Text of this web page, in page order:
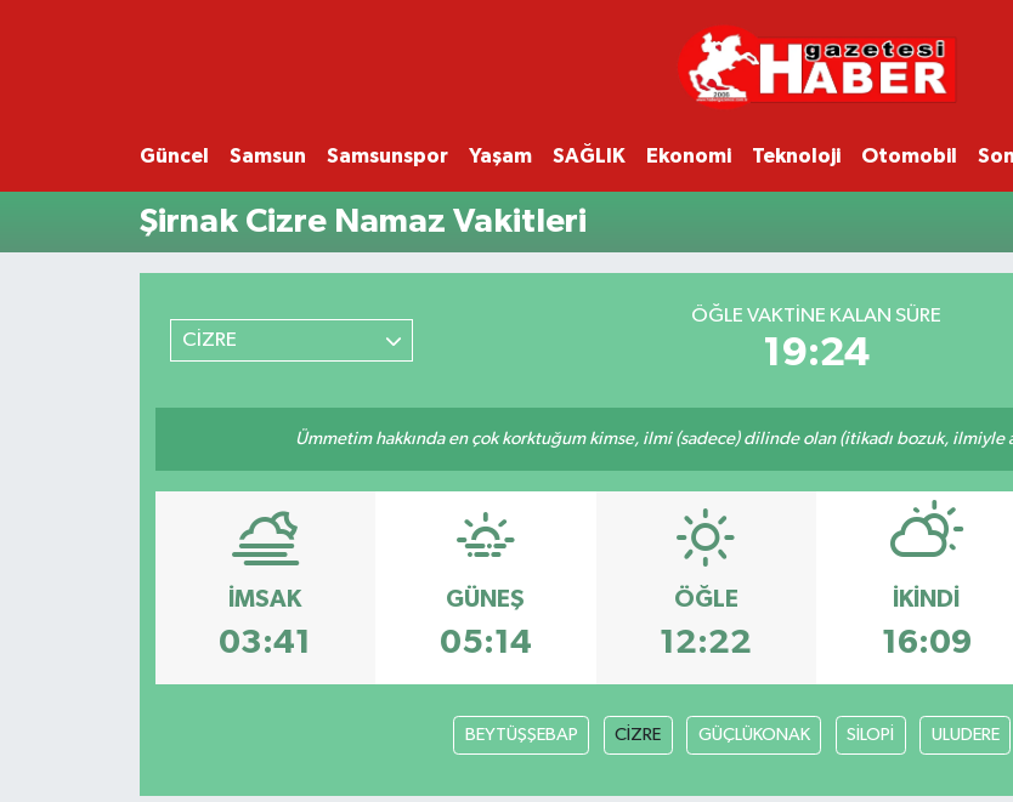
Güncel Samsun Samsunspor Yaşam SAĞLIK Ekonomi Teknoloji Otomobil
Şirnak Cizre Namaz Vakitleri
CİZRE
ÖĞLE VAKTINE KALAN SÜRE
19:24
Ümmetim hakkında en çok korktuğum kimse, ilmi (sadece) dilinde olan (itikadı bozuk, ilmiyle
İMSAK
03:41
GÜNEŞ
05:14
ÖĞLE
12:22
İKINDI
16:09
BEYTÜŞŞEBAP CİZRE GÜÇLÜKONAK SİLOPİ ULUDERE
SAMSUN
SAMSUNSPOR
EKONOMİ